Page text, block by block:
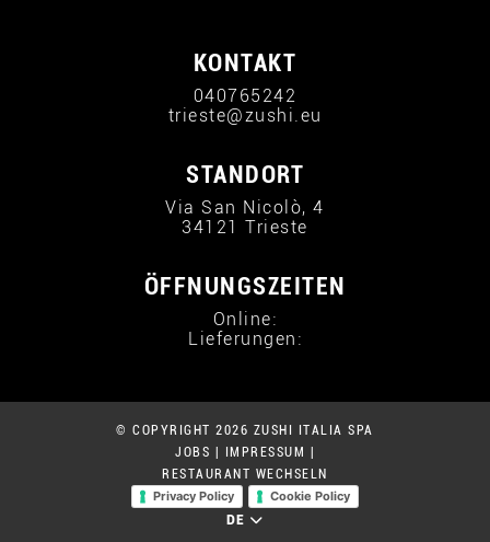
KONTAKT
040765242
trieste@zushi.eu
STANDORT
Via San Nicolò, 4
34121 Trieste
ÖFFNUNGSZEITEN
Online:
Lieferungen:
© COPYRIGHT 2026 ZUSHI ITALIA SPA
JOBS
IMPRESSUM
RESTAURANT WECHSELN
Privacy Policy
Cookie Policy
DE